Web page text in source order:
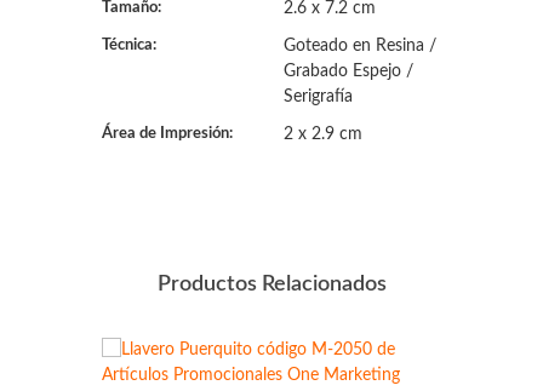
Tamaño: 2.6 x 7.2 cm
Técnica:
Goteado en Resina /
Grabado Espejo /
Serigrafía
Área de Impresión: 2 x 2.9 cm
Productos Relacionados